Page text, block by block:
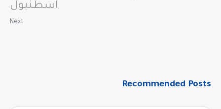
اسطنبول
Next
Recommended Posts